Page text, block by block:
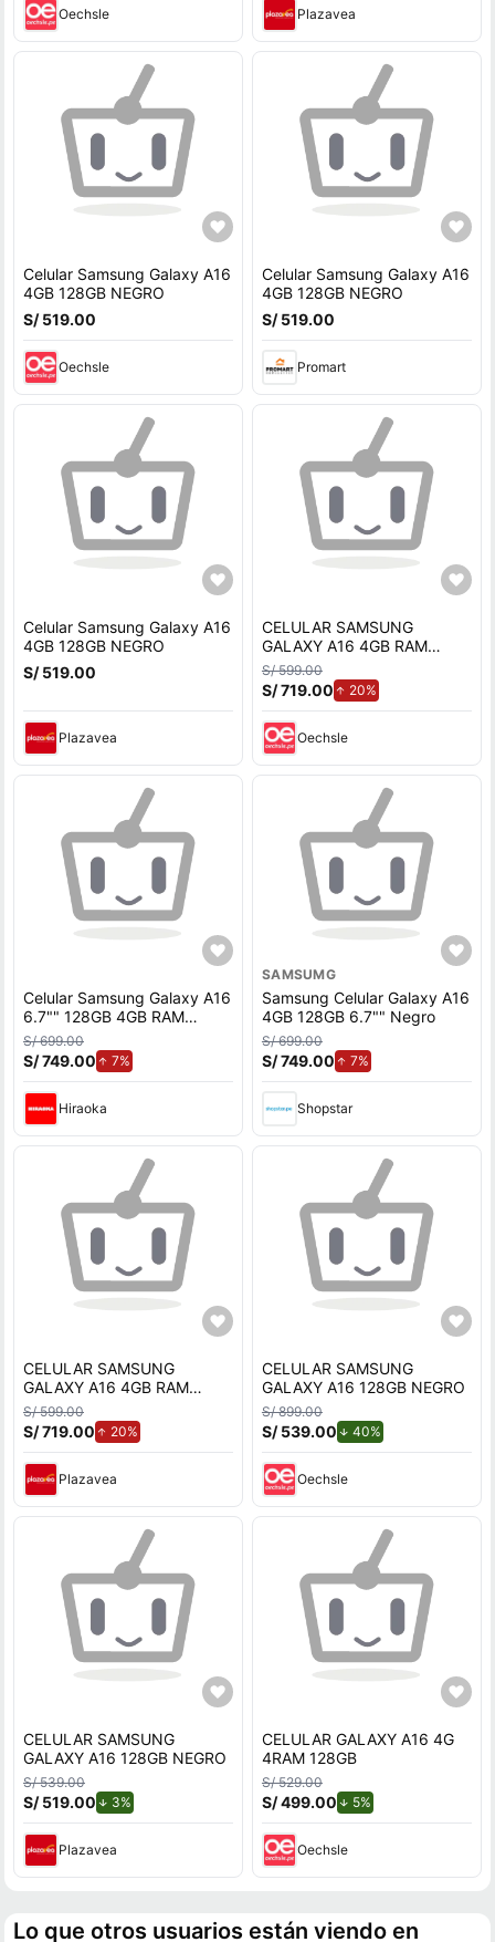
Oechsle Plazavea
Celular Samsung Galaxy A16
4GB 128GB NEGRO
S/ 519.00
Oechsle
Celular Samsung Galaxy A16
4GB 128GB NEGRO
S/ 519.00
Promart
Celular Samsung Galaxy A16
4GB 128GB NEGRO
S/ 519.00
Plazavea
CELULAR SAMSUNG
GALAXY A16 4GB RAM
128GB ROM NEGRO
S/ 599.00
S/ 719.00 20%de aumento.
Oechsle
Celular Samsung Galaxy A16
6.7"" 128GB 4GB RAM
Negro
S/ 699.00
S/ 749.00 7%
Hiraoka
SAMSUMG
Samsung Celular Galaxy A16
4GB 128GB 6.7"" Negro
S/ 699.00
S/ 749.00 7%de aumento.
Shopstar
CELULAR SAMSUNG
GALAXY A16 4GB RAM
128GB ROM NEGRO
S/ 599.00
S/ 719.00 20%
Plazavea
CELULAR SAMSUNG
GALAXY A16 128GB NEGRO
S/ 899.00
S/ 539.00 40%de descuento.
Oechsle
CELULAR SAMSUNG
GALAXY A16 128GB NEGRO
S/ 539.00
S/ 519.00 3%
Plazavea
CELULAR GALAXY A16 4G
4RAM 128GB
S/ 529.00
S/ 499.00 5%de descuento.
Oechsle
Lo que otros usuarios están viendo en